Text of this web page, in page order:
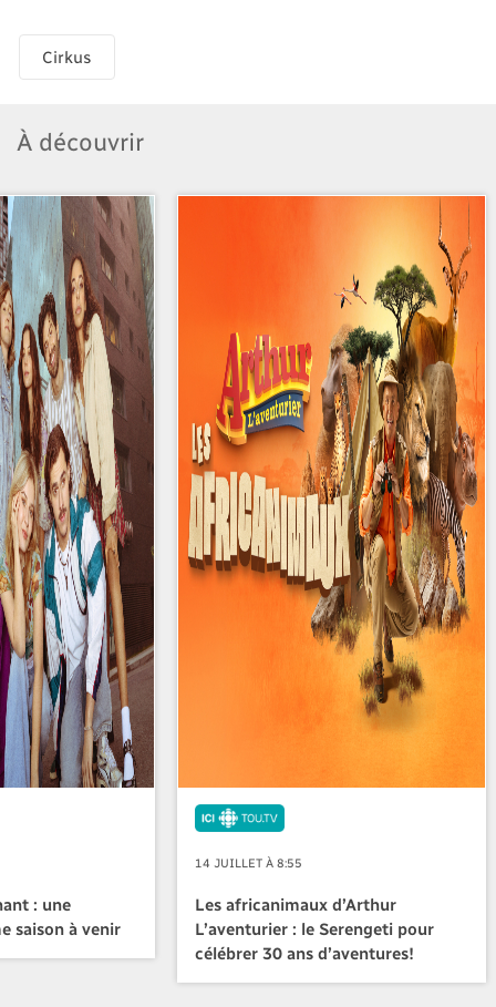
Cirkus
À découvrir
: une
saison à venir
14 JUILLET À 8:55
Les africanimaux d’Arthur
L’aventurier : le Serengeti pour
célébrer 30 ans d’aventures!